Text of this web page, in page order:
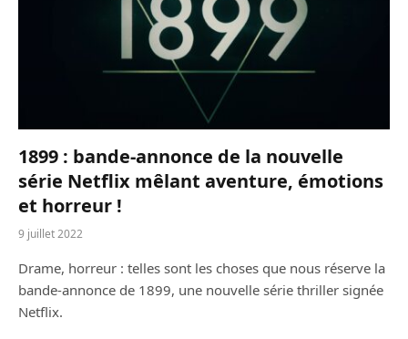
1899 : bande-annonce de la nouvelle
série Netflix mêlant aventure, émotions
et horreur !
9 juillet 2022
Drame, horreur : telles sont les choses que nous réserve la
bande-annonce de 1899, une nouvelle série thriller signée
Netflix.